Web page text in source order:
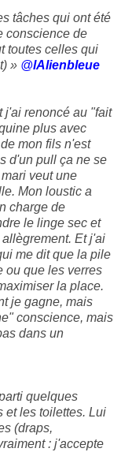
tâches qui ont été
conscience de
toutes celles qui
» @lAlienbleue
j'ai renoncé au "fait
plus avec
mon fils n'est
d'un pull ça ne se
veut une
Mon loustic a
charge de
le linge sec et
Et j'ai
me dit que la pile
ou que les verres
la place.
je gagne, mais
conscience, mais
dans un
quelques
et les toilettes. Lui
(draps,
: j'accepte